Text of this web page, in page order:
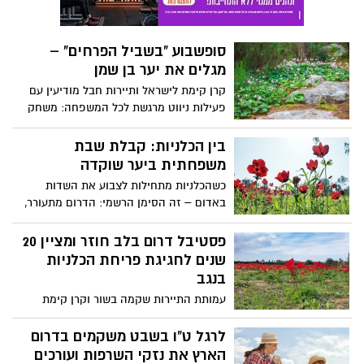
סופשבוע "בשביל הפרחים" –
מגלים את יער בן שמן
קרן קימת לישראל ותיירות חבל מודיעין עם
פעילות ניווט מרגשת לכל המשפחה: משחק
"חוויער" נושא פרסים, בין מרבדי פריחה של
רקפות וכלניות, ברחבי הריאה הירוקה של
מרכז הארץ בדרך מחכים מדריכי קק"ל
שיסבירו על נקודות העניין, שחקנים מחופשים,
יצירה מהטבע, חוויה מוזיקלית, פיית יער,
אגדות מומחזות ועוד שלל מפגשים מפתיעים
סופשבוע,13-14 בפברואר, ביער בן שמן
ההשתתפות ללא תשלום
בין הכלניות: קבלת שבת
משפחתית ביער שוקדה
כשהכלניות מתחילות לצבוע את השדות
באדום – זה הסימן הרשמי: הדרום מתעורר,
והפסטיבל שכולם חיכו לו חוזר.פסטיבל “דרום
בלב” חוזר גם השנה ליער שוקדה, והפעם –
גדול יותר, מרגש יותר, ועם הרבה מאוד אהבה
פסטיבל דרום בלב חוזר ומציין 20
שנים לחגיגת פריחת הכלניות
בנגב
עמותת התיירות שקמה בשור וקרן קימת
לישראל יקיימו השנה את פסטיבל דרום בלב,
שמציין 20 שנה לפריחת הכלניות בנגב, עם
מרבדי פריחה אדומים. צעדת הכלניות של
לרגל ט"ו בשבט משקמים בדרום
הארץ את נזקי השרפות ועורכים